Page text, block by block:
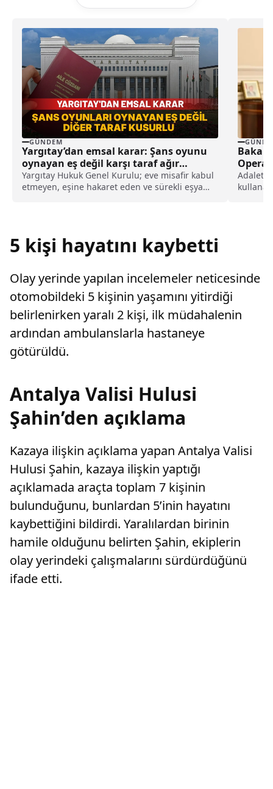
GÜNDEM
Yargıtay’dan emsal karar: Şans oyunu
oynayan eş değil karşı taraf ağır
kusurlu sayıldı
Yargıtay Hukuk Genel Kurulu; eve misafir kabul
etmeyen, eşine hakaret eden ve sürekli eşya
Bakan
Açıldı
Adalet
5 kişi hayatını kaybetti
Olay yerinde yapılan incelemeler neticesinde
otomobildeki 5 kişinin yaşamını yitirdiği
belirlenirken yaralı 2 kişi, ilk müdahalenin
ardından ambulanslarla hastaneye
götürüldü.
Antalya Valisi Hulusi
Şahin’den açıklama
Kazaya ilişkin açıklama yapan Antalya Valisi
Hulusi Şahin, kazaya ilişkin yaptığı
açıklamada araçta toplam 7 kişinin
bulunduğunu, bunlardan 5’inin hayatını
kaybettiğini bildirdi. Yaralılardan birinin
hamile olduğunu belirten Şahin, ekiplerin
olay yerindeki çalışmalarını sürdürdüğünü
ifade etti.